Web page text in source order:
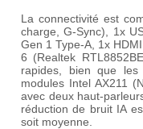
La connectivité est
charge, G-Sync), 1x
Gen 1 Type-A, 1x
6 (Realtek
rapides, bien que
modules Intel AX211 (
avec deux haut-
réduction de bruit IA
soit moyenne.